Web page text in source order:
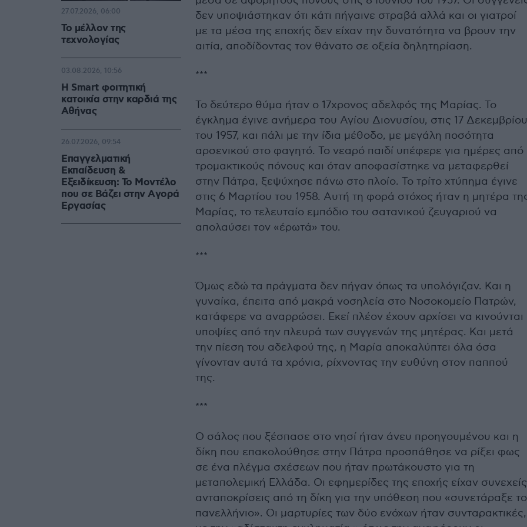
δεν υποψιάστηκαν ότι κάτι πήγαινε στραβά αλλά και οι γιατροί
με τα μέσα της εποχής δεν είχαν την δυνατότητα να βρουν την
αιτία, αποδίδοντας τον θάνατο σε οξεία δηλητηρίαση.
***
Το δεύτερο θύμα ήταν ο 17χρονος αδελφός της Μαρίας. Το
έγκλημα έγινε ανήμερα του Αγίου Διονυσίου, στις 17 Δεκεμβρίου
του 1957, και πάλι με την ίδια μέθοδο, με μεγάλη ποσότητα
αρσενικού στο φαγητό. Το νεαρό παιδί υπέφερε για ημέρες από
τρομακτικούς πόνους και όταν αποφασίστηκε να μεταφερθεί
στην Πάτρα, ξεψύχησε πάνω στο πλοίο. Το τρίτο χτύπημα έγινε
στις 6 Μαρτίου του 1958. Αυτή τη φορά στόχος ήταν η μητέρα
Μαρίας, το τελευταίο εμπόδιο του σατανικού ζευγαριού να
απολαύσει τον «έρωτά» του.
***
Όμως εδώ τα πράγματα δεν πήγαν όπως τα υπολόγιζαν. Και η
γυναίκα, έπειτα από μακρά νοσηλεία στο Νοσοκομείο Πατρών,
κατάφερε να αναρρώσει. Εκεί πλέον έχουν αρχίσει να κινούνται
υποψίες από την πλευρά των συγγενών της μητέρας. Και μετά
την πίεση του αδελφού της, η Μαρία αποκαλύπτει όλα όσα
γίνονταν αυτά τα χρόνια, ρίχνοντας την ευθύνη στον παππού
της.
***
Ο σάλος που ξέσπασε στο νησί ήταν άνευ προηγουμένου και η
δίκη που επακολούθησε στην Πάτρα προσπάθησε να ρίξει φως
σε ένα πλέγμα σχέσεων που ήταν πρωτάκουστο για τη
μεταπολεμική Ελλάδα. Οι εφημερίδες της εποχής είχαν συνεχείς
ανταποκρίσεις από τη δίκη για την υπόθεση που «συνετάραξε το
πανελλήνιο». Οι μαρτυρίες των δύο ενόχων ήταν συνταρακτικές,
Το μέλλον της
τεχνολογίας
27.07.2026, 06:00
Η Smart φοιτητική
κατοικία στην καρδιά της
Αθήνας
03.08.2026, 10:56
Επαγγελματική
Εκπαίδευση &
Εξειδίκευση: Το Mοντέλο
που σε Bάζει στην Aγορά
Eργασίας
26.07.2026, 09:54